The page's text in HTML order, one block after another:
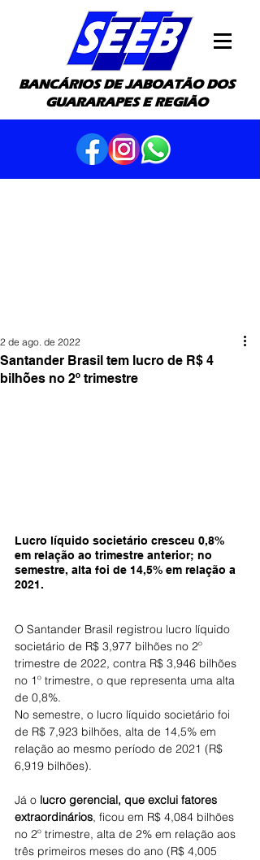
BANCÁRIOS DE JABOATÃO DOS
GUARARAPES E REGIÃO
Santander Brasil tem lucro de R$ 4
bilhões no 2º trimestre
2 de ago. de 2022
Lucro líquido societário cresceu 0,8%
em relação ao trimestre anterior; no
semestre, alta foi de 14,5% em relação a
2021.
O Santander Brasil registrou lucro líquido
societário de R$ 3,977 bilhões no 2º
trimestre de 2022, contra R$ 3,946 bilhões
no 1º trimestre, o que representa uma alta
de 0,8%.
No semestre, o lucro líquido societário foi
de R$ 7,923 bilhões, alta de 14,5% em
relação ao mesmo período de 2021 (R$
6,919 bilhões).
Já o lucro gerencial, que exclui fatores
extraordinários, ficou em R$ 4,084 bilhões
no 2º trimestre, alta de 2% em relação aos
três primeiros meses do ano (R$ 4,005